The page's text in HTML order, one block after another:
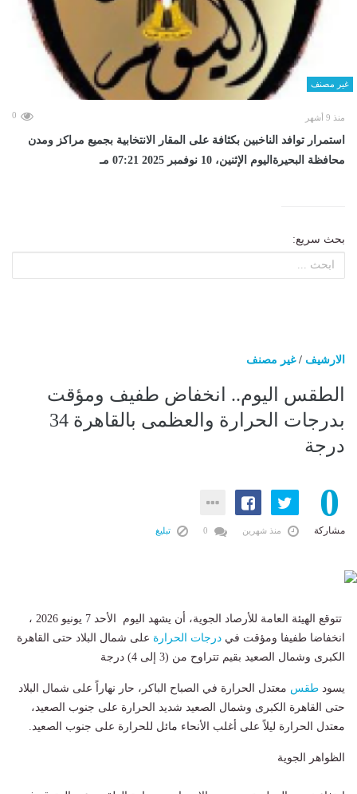
غير مصنف
منذ 9 أشهر 0
استمرار توافد الناخبين بكثافة على المقار الانتخابية بجميع مراكز ومدن
محافظة البحيرةاليوم الإثنين، 10 نوفمبر 2025 07:21 مـ
بحث سريع:
الارشيف /غير مصنف
الطقس اليوم.. انخفاض طفيف ومؤقت
بدرجات الحرارة والعظمى بالقاهرة 34
درجة
0
مشاركة منذ شهرين تبليغ
تتوقع الهيئة العامة للأرصاد الجوية، أن يشهد اليوم الأحد 7 يونيو 2026 ،
انخفاضا طفيفا ومؤقت في درجات الحرارة على شمال البلاد حتى القاهرة
الكبرى وشمال الصعيد بقيم تتراوح من (3 إلى 4) درجة
​يسود طقس معتدل الحرارة في الصباح الباكر، حار نهاراً على شمال البلاد
حتى القاهرة الكبرى وشمال الصعيد شديد الحرارة على جنوب الصعيد،
معتدل الحرارة ليلاً على أغلب الأنحاء مائل للحرارة على جنوب الصعيد.
الظواهر الجوية